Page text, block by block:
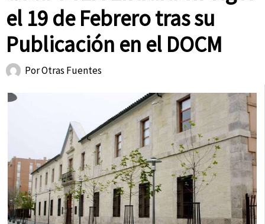
el 19 de Febrero tras su
Publicación en el DOCM
PorOtras Fuentes